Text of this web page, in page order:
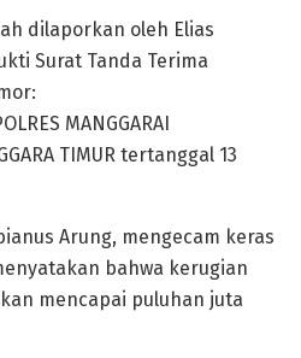
dilaporkan oleh Elias
Surat Tanda Terima
MANGGARAI
TIMUR tertanggal 13
Arung, mengecam keras
bahwa kerugian
mencapai puluhan juta